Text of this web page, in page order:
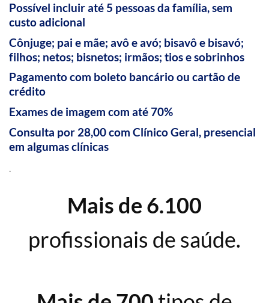
Possível incluir até 5 pessoas da família, sem
custo adicional
Cônjuge; pai e mãe; avô e avó; bisavô e bisavó;
filhos; netos; bisnetos; irmãos; tios e sobrinhos
Pagamento com boleto bancário ou cartão de
crédito
Exames de imagem com até 70%
Consulta por 28,00 com Clínico Geral, presencial
em algumas clínicas
.
Mais de 6.100
profissionais de saúde.